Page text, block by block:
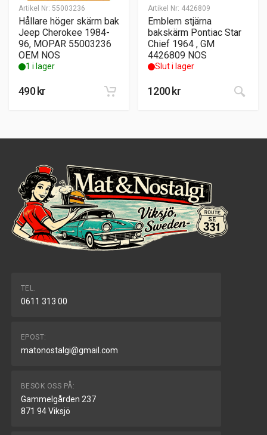
Artikel Nr: 55003236
Hållare höger skärm bak
Jeep Cherokee 1984-
96, MOPAR 55003236
OEM NOS
1 i lager
490kr
Artikel Nr: 4426809
Emblem stjärna
bakskärm Pontiac Star
Chief 1964 , GM
4426809 NOS
Slut i lager
1200kr
TEL.
0611 313 00
EPOST:
matonostalgi@gmail.com
BESÖK OSS PÅ:
Gammelgården 237
871 94 Viksjö